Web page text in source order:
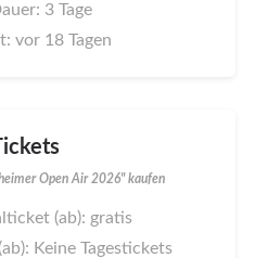
3 Tage
vor 18 Tagen
Open Air 2026" kaufen
(ab): gratis
Keine Tagestickets